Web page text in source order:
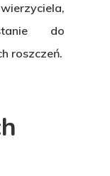
do
roszczeń.